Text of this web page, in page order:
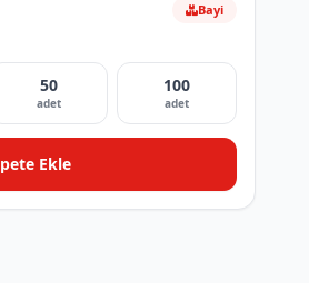
Bayi
50
adet
100
adet
Ekle